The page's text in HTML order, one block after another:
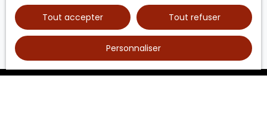
Recevoir des annonces
Tout accepter Tout refuser
Personnaliser